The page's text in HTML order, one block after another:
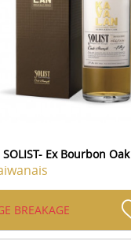
SOLIST- Ex Bourbon
BREAKAGE